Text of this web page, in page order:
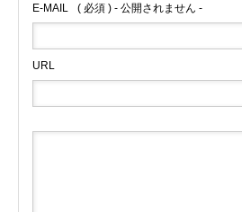
E-MAIL ( 必須 ) - 公開されません -
URL